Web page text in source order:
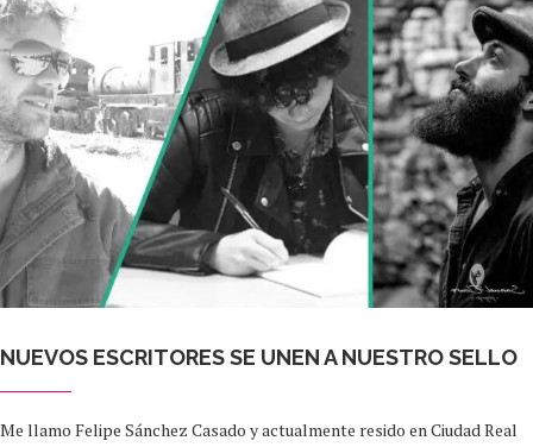
NUEVOS ESCRITORES SE UNEN A NUESTRO SELLO
Me llamo Felipe Sánchez Casado y actualmente resido en Ciudad Real